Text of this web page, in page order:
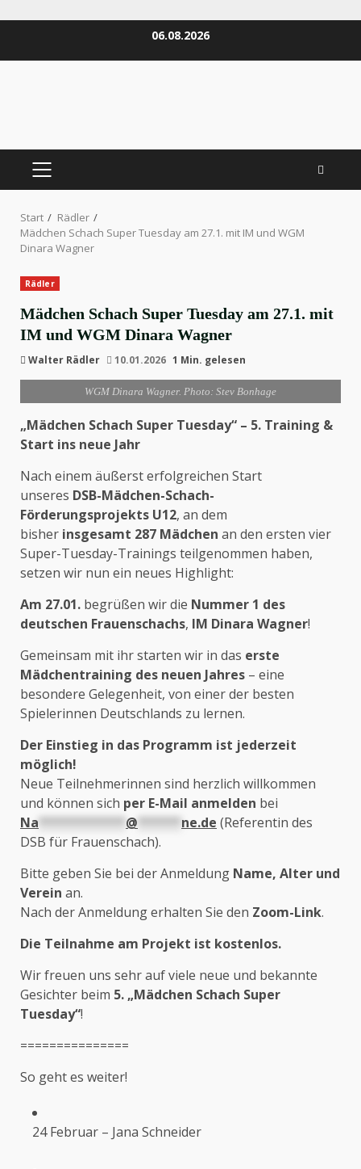
06.08.2026
PRIMÄRES
Start
Rädler
Mädchen Schach Super Tuesday am 27.1. mit IM und WGM
Dinara Wagner
Rädler
Mädchen Schach Super Tuesday am 27.1. mit
IM und WGM Dinara Wagner
Walter Rädler 10.01.2026 1 Min. gelesen
WGM Dinara Wagner. Photo: Stev Bonhage
„Mädchen Schach Super Tuesday“ – 5. Training &
Start ins neue Jahr
Nach einem äußerst erfolgreichen Start
unseres DSB-Mädchen-Schach-
Förderungsprojekts U12, an dem
bisher insgesamt 287 Mädchen an den ersten vier
Super-Tuesday-Trainings teilgenommen haben,
setzen wir nun ein neues Highlight:
Am 27.01. begrüßen wir die Nummer 1 des
deutschen Frauenschachs, IM Dinara Wagner!
Gemeinsam mit ihr starten wir in das erste
Mädchentraining des neuen Jahres – eine
besondere Gelegenheit, von einer der besten
Spielerinnen Deutschlands zu lernen.
Der Einstieg in das Programm ist jederzeit
möglich!
Neue Teilnehmerinnen sind herzlich willkommen
und können sich per E-Mail anmelden bei
Na
@ ne.de (Referentin des
DSB für Frauenschach).
Bitte geben Sie bei der Anmeldung Name, Alter und
Verein an.
Nach der Anmeldung erhalten Sie den Zoom-Link.
Die Teilnahme am Projekt ist kostenlos.
Wir freuen uns sehr auf viele neue und bekannte
Gesichter beim 5. „Mädchen Schach Super
Tuesday“!
===============
So geht es weiter!
24 Februar – Jana Schneider